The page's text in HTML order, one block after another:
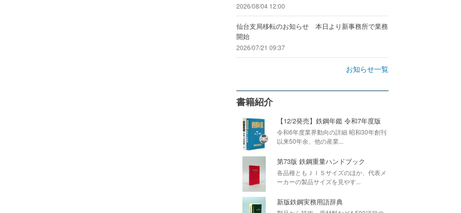
2026/08/04 12:00
仙台支局移転のお知らせ 本日より新事務所で業務
開始
2026/07/21 09:37
お知らせ一覧
書籍紹介
【12/2発売】鉄鋼年鑑 令和7年度版
令和6年度業界動向の詳細 昭和30年創刊
以来50年余、他の産業...
第73版 鉄鋼重量ハンドブック
各品種ともＪＩＳサイズのほか、代表メ
ーカーの製品サイズを見やす...
新版鉄鋼実務用語辞典